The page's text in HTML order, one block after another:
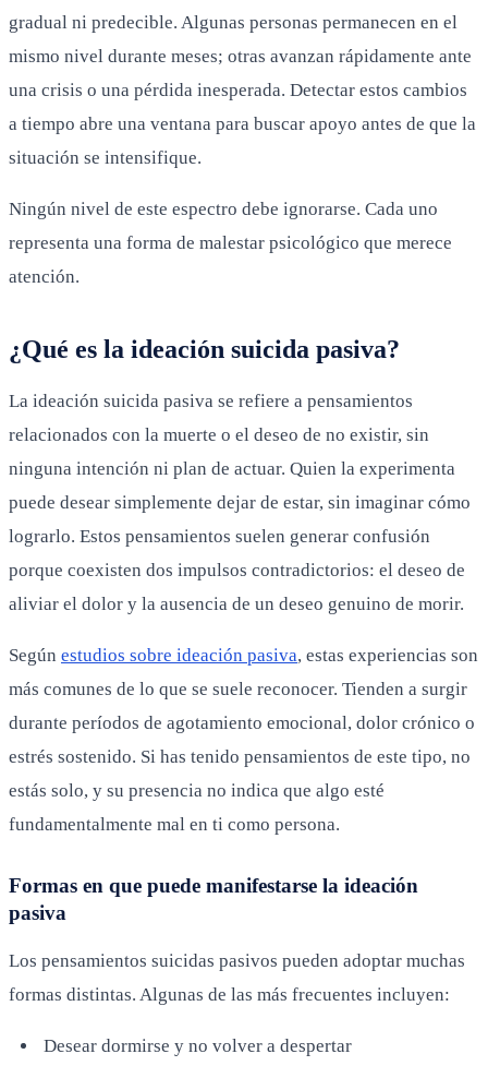
gradual ni predecible. Algunas personas permanecen en el
mismo nivel durante meses; otras avanzan rápidamente ante
una crisis o una pérdida inesperada. Detectar estos cambios
a tiempo abre una ventana para buscar apoyo antes de que la
situación se intensifique.
Ningún nivel de este espectro debe ignorarse. Cada uno
representa una forma de malestar psicológico que merece
atención.
¿Qué es la ideación suicida pasiva?
La ideación suicida pasiva se refiere a pensamientos
relacionados con la muerte o el deseo de no existir, sin
ninguna intención ni plan de actuar. Quien la experimenta
puede desear simplemente dejar de estar, sin imaginar cómo
lograrlo. Estos pensamientos suelen generar confusión
porque coexisten dos impulsos contradictorios: el deseo de
aliviar el dolor y la ausencia de un deseo genuino de morir.
Según estudios sobre ideación pasiva, estas experiencias son
más comunes de lo que se suele reconocer. Tienden a surgir
durante períodos de agotamiento emocional, dolor crónico o
estrés sostenido. Si has tenido pensamientos de este tipo, no
estás solo, y su presencia no indica que algo esté
fundamentalmente mal en ti como persona.
Formas en que puede manifestarse la ideación
pasiva
Los pensamientos suicidas pasivos pueden adoptar muchas
formas distintas. Algunas de las más frecuentes incluyen:
Desear dormirse y no volver a despertar